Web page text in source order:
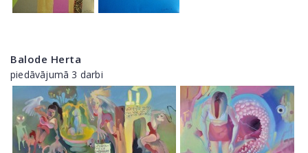
Balode Herta
piedāvājumā 3 darbi